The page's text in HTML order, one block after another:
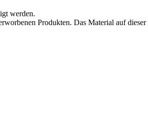
werden.
Produkten. Das Material auf dieser